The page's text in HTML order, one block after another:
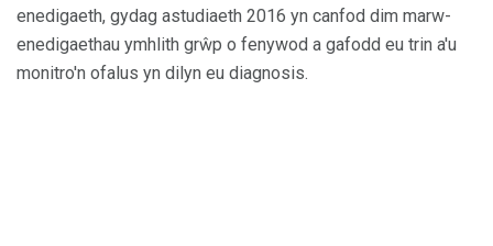
enedigaeth, gydag astudiaeth 2016 yn canfod dim marw-
enedigaethau ymhlith grŵp o fenywod a gafodd eu trin a'u
monitro'n ofalus yn dilyn eu diagnosis.